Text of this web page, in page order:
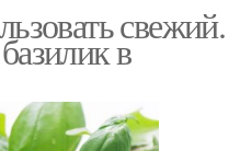
свежий.
в